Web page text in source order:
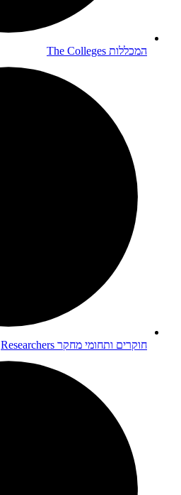
המכללות The Colleges
חוקרים ותחומי מחקר Researchers